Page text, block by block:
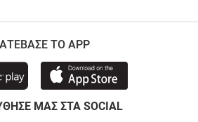
ΤΟ APP
ΜΑΣ ΣΤΑ SOCIAL